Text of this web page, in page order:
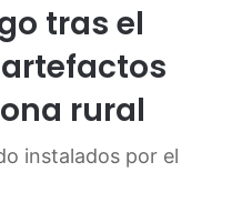
tras el
rural
instalados por el